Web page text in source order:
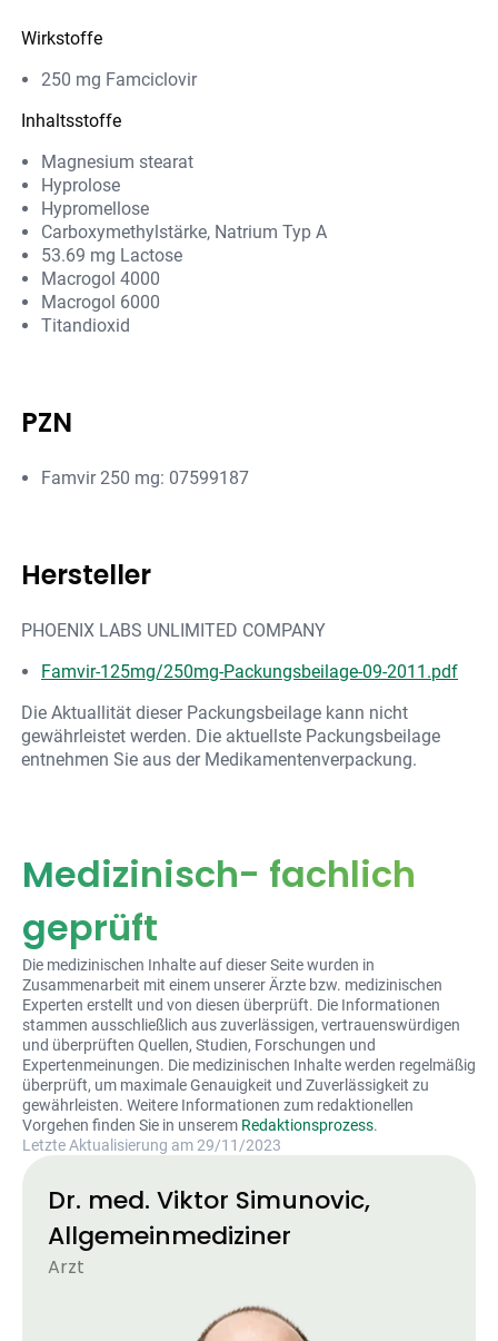
Wirkstoffe
250 mg Famciclovir
Inhaltsstoffe
Magnesium stearat
Hyprolose
Hypromellose
Carboxymethylstärke, Natrium Typ A
53.69 mg Lactose
Macrogol 4000
Macrogol 6000
Titandioxid
PZN
Famvir 250 mg: 07599187
Hersteller
PHOENIX LABS UNLIMITED COMPANY
Famvir-125mg/250mg-Packungsbeilage-09-2011.pdf
Die Aktuallität dieser Packungsbeilage kann nicht
gewährleistet werden. Die aktuellste Packungsbeilage
entnehmen Sie aus der Medikamentenverpackung.
Medizinisch- fachlich
geprüft
Die medizinischen Inhalte auf dieser Seite wurden in
Zusammenarbeit mit einem unserer Ärzte bzw. medizinischen
Experten erstellt und von diesen überprüft. Die Informationen
stammen ausschließlich aus zuverlässigen, vertrauenswürdigen
und überprüften Quellen, Studien, Forschungen und
Expertenmeinungen. Die medizinischen Inhalte werden regelmäßig
überprüft, um maximale Genauigkeit und Zuverlässigkeit zu
gewährleisten. Weitere Informationen zum redaktionellen
Vorgehen finden Sie in unserem Redaktionsprozess.
Letzte Aktualisierung am 29/11/2023
Dr. med. Viktor Simunovic,
Allgemeinmediziner
Arzt